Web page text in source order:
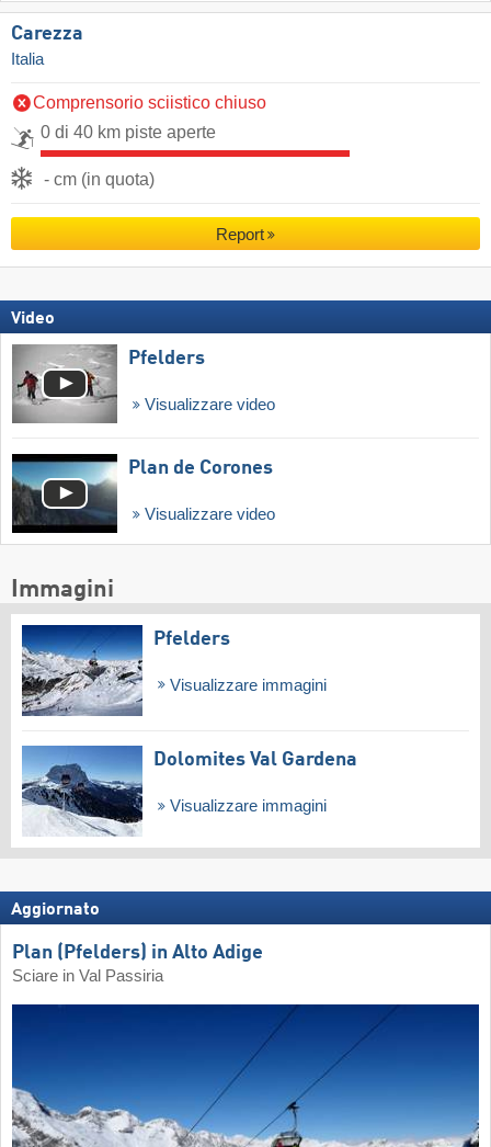
Carezza
Italia
Comprensorio sciistico chiuso
0 di 40 km piste aperte
- cm (in quota)
Report
Video
Pfelders
Visualizzare video
Plan de Corones
Visualizzare video
Immagini
Pfelders
Visualizzare immagini
Dolomites Val Gardena
Visualizzare immagini
Aggiornato
Plan (Pfelders) in Alto Adige
Sciare in Val Passiria